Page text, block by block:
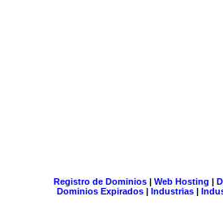
Registro de Dominios| Web Hosting |
Dominios Expirados | Industrias |